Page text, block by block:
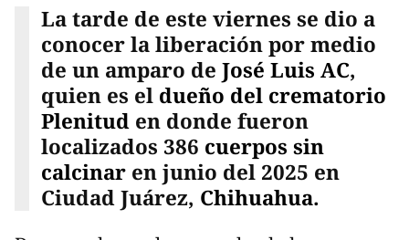
La tarde de este viernes se dio a
conocer la liberación por medio
de un amparo de José Luis AC,
quien es el dueño del crematorio
Plenituden donde fueron
localizados 386 cuerpos sin
calcinaren junio del 2025 en
Ciudad Juárez, Chihuahua.